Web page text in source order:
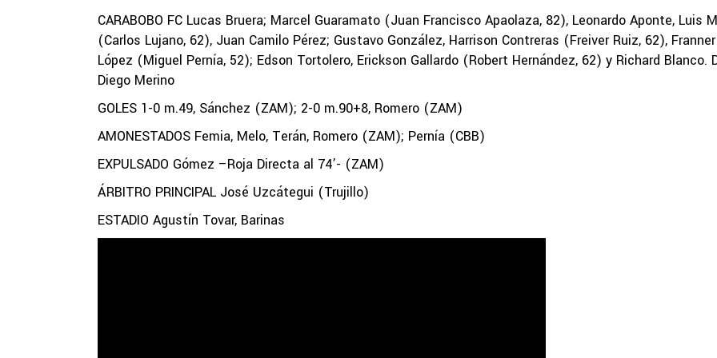
CARABOBO FC Lucas Bruera; Marcel Guaramato (Juan Francisco Apaolaza, 82), Leonardo Aponte, Luis
(Carlos Lujano, 62), Juan Camilo Pérez; Gustavo González, Harrison Contreras (Freiver Ruiz, 62), Franner
López (Miguel Pernía, 52); Edson Tortolero, Erickson Gallardo (Robert Hernández, 62) y Richard Blanco.
Diego Merino
GOLES 1-0 m.49, Sánchez (ZAM); 2-0 m.90+8, Romero (ZAM)
AMONESTADOS Femia, Melo, Terán, Romero (ZAM); Pernía (CBB)
EXPULSADO Gómez –Roja Directa al 74’- (ZAM)
ÁRBITRO PRINCIPAL José Uzcátegui (Trujillo)
ESTADIO Agustín Tovar, Barinas